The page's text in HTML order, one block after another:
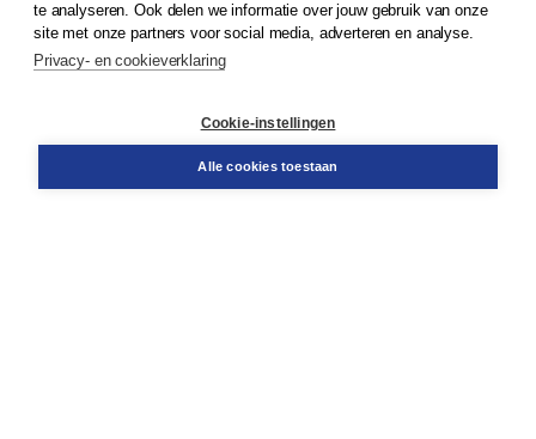
Klantenservice
Service & informatie
Contact
te analyseren. Ook delen we informatie over jouw gebruik van onze
site met onze partners voor social media, adverteren en analyse.
Privacy- en cookieverklaring
Cookie-instellingen
Alle cookies toestaan